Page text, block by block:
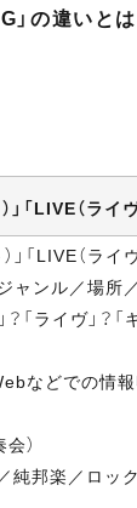
」の違いとは
」「LIVE（ラ
」「LIVE（ラ
ャンル／場
「ライヴ」？
などでの情
）
純邦楽／ロッ